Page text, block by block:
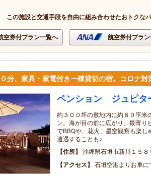
この施設と交通手段を自由に組み合わせたおトクな
空券付プラン一覧へ 航空券付プラ
分、家具・家電付き一棟貸切の宿。コロナ
ペンション ジュピタ
約３００坪の敷地内に約８０平米
ン。海が目の前に広がり、最寄り
でBBQや、花火、星空観察も楽し
遭遇することも♪
住所
沖縄県石垣市新川１５８
アクセス
石垣空港よりお車